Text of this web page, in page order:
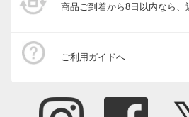
商品ご到着から8日以内なら、
ご利用ガイドへ